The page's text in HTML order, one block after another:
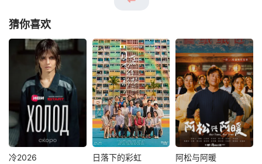
猜你喜欢
冷2026 日落下的彩虹 阿松与阿暖